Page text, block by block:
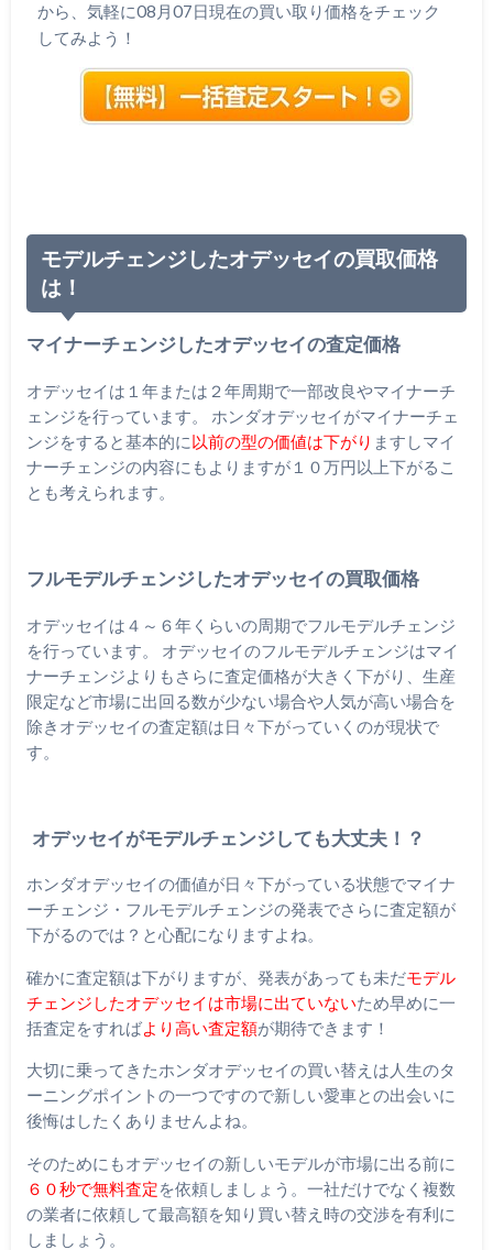
から、気軽に08月07日現在の買い取り価格をチェック
してみよう！
モデルチェンジしたオデッセイの買取価格
は！
マイナーチェンジしたオデッセイの査定価格
オデッセイは１年または２年周期で一部改良やマイナーチ
ェンジを行っています。 ホンダオデッセイがマイナーチェ
ンジをすると基本的に以前の型の価値は下がり ますしマイ
ナーチェンジの内容にもよりますが１０万円以上下がるこ
とも考えられます。
フルモデルチェンジしたオデッセイの買取価格
オデッセイは４～６年くらいの周期でフルモデルチェンジ
を行っています。 オデッセイのフルモデルチェンジはマイ
ナーチェンジよりもさらに査定価格が大きく下がり、生産
限定など市場に出回る数が少ない場合や人気が高い場合を
除きオデッセイの査定額は日々下がっていくのが現状で
す。
オデッセイがモデルチェンジしても大丈夫！？
ホンダオデッセイの価値が日々下がっている状態でマイナ
ーチェンジ・フルモデルチェンジの発表でさらに査定額が
下がるのでは？と心配になりますよね。
確かに査定額は下がりますが、発表があっても未だモデル
チェンジしたオデッセイは市場に出ていないため早めに一
括査定をすればより高い査定額が期待できます！
大切に乗ってきたホンダオデッセイの買い替えは人生のタ
ーニングポイントの一つですので新しい愛車との出会いに
後悔はしたくありませんよね。
そのためにもオデッセイの新しいモデルが市場に出る前に
６０秒で無料査定を依頼しましょう。一社だけでなく複数
の業者に依頼して最高額を知り買い替え時の交渉を有利に
しましょう。